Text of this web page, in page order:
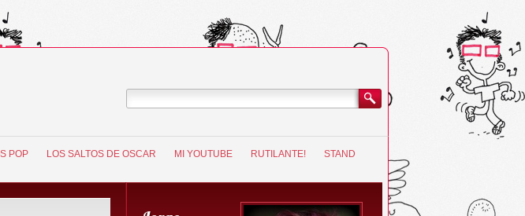
POP LOS SALTOS DE OSCAR MI YOUTUBE RUTILANTE!
STAND